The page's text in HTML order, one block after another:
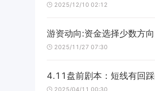
2025/12/10 02:12
游资动向:资金选择少数方
2025/11/27 07:30
4.11盘前剧本：短线有回
2025/04/11 00:30